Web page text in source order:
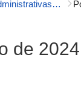
Portarias Administrativas - Gestão Interna
de 2024